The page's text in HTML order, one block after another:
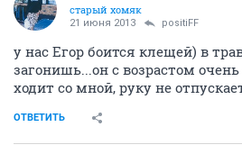
старый хомяк
21 июня 2013 positiFF
у нас Егор боится клещей) в
загонишь...он с возрастом
ходит со мной, руку не
ОТВЕТИТЬ